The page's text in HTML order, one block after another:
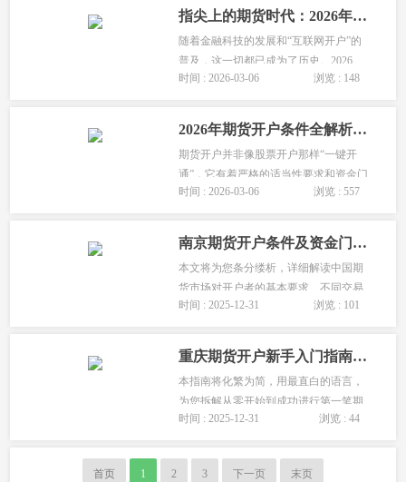
的资金使用率和风险承受能力。本文将
带您深入了解保证金的奥秘，教您如
何...
指尖上的期货时代：2026年全程手机开户流程实拍，告别纸质材料
随着金融科技的发展和“互联网开户”的
普及，这一切都已成为了历史。2026
年，期货开户已经全面实现了“云办
全流程，让您足不出户，十分钟即可拥
有属于自己的期货账户。...
时间 : 2026-03-06 浏览 : 148
2026年期货开户条件全解析：从资金门槛到实操要求，一文看懂你是否符合
期货开户并非像股票开户那样“一键开
通”，它有着严格的适当性要求和资金门
槛。本文将为您详细拆解2026年最新的
分准备。...
时间 : 2026-03-06 浏览 : 557
南京期货开户条件及资金门槛详解，个人与机构有何不同？
本文将为您条分缕析，详细解读中国期
货市场对开户者的基本要求、不同交易
品种的准入资金，以及机构开户所需的
到位。...
时间 : 2025-12-31 浏览 : 101
重庆期货开户新手入门指南，从零到一的完整步骤与避坑要点
本指南将化繁为简，用最直白的语言，
为您拆解从零开始到成功进行第一笔期
货交易的完整步骤，并重点提示新手最
航。...
时间 : 2025-12-31 浏览 : 44
首页 1 2 3 下一页 末页